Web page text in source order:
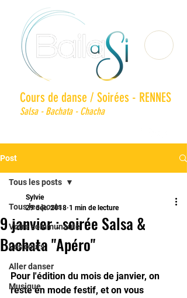
Cours de danse / Soirées - RENNES
Salsa - Bachata - Chacha
Post
Tous les posts
Votre communauté
Les cours
Aller danser
Musique
Tous les posts
9 janvier : soirée Salsa &
Bachata "Apéro"
Sylvie
29 déc. 2018 1 min de lecture
Pour l'édition du mois de janvier, on
reste en mode festif, et on vous